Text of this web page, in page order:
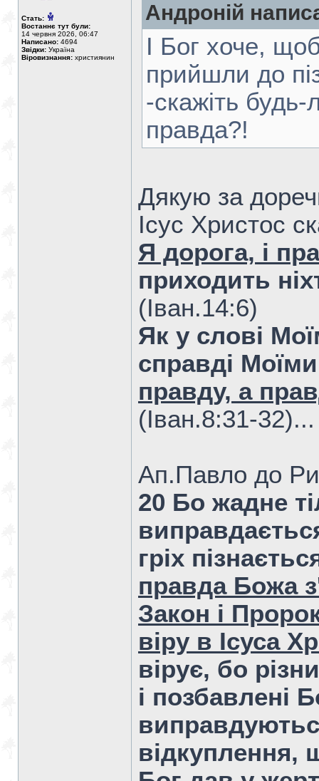
Стать:
Востаннє тут були:
14 червня 2026, 06:47
Написано: 4694
Звідки: Україна
Віровизнання: християнин
Андроній
І Бог хоче,
прийшли до
-скажіть
правда?!
Дякую за
Ісус Христос
Я дорога, і
приходить
(Iван.14:6)
Як у слові
справді
правду, а
(Iван.8:31-32)...
Ап.Павло до
20 Бо жадне
гріх
правда Божа
Закон і
віру в Ісуса
вірує, бо
і позбавлені
відкуплення,